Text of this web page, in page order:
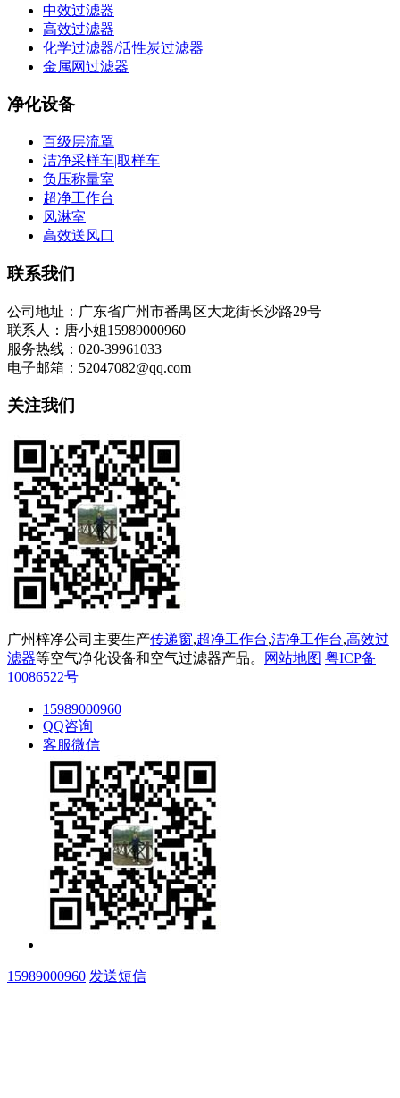
中效过滤器
高效过滤器
化学过滤器/活性炭过滤器
金属网过滤器
净化设备
百级层流罩
洁净采样车|取样车
负压称量室
超净工作台
风淋室
高效送风口
联系我们
公司地址：广东省广州市番禺区大龙街长沙路29号
联系人：唐小姐15989000960
服务热线：020-39961033
电子邮箱：52047082@qq.com
关注我们
广州梓净公司主要生产传递窗,超净工作台,洁净工作台,高效过
滤器等空气净化设备和空气过滤器产品。 网站地图 粤ICP备
10086522号
15989000960
QQ咨询
客服微信
15989000960 发送短信